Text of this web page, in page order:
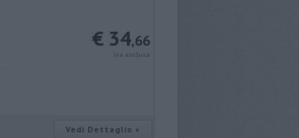
€ 34,66
iva esclusa
Vedi Dettaglio »